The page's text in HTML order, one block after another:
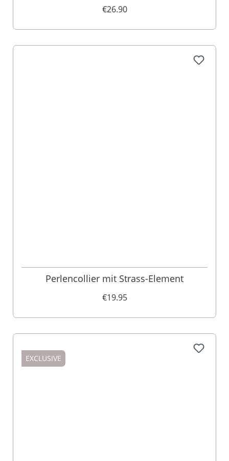
€26.90
Perlencollier mit Strass-Element
€19.95
EXCLUSIVE